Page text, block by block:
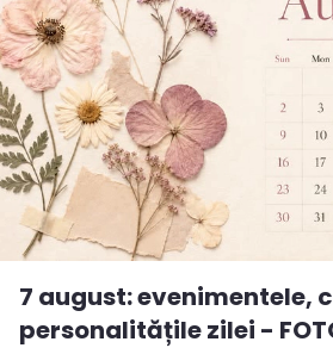
7 august: evenimentele,
personalitățile zilei -